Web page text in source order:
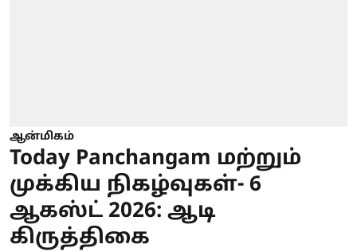
ஆன்மிகம்
Today Panchangam மற்றும்
முக்கிய நிகழ்வுகள்- 6
ஆகஸ்ட் 2026: ஆடி
கிருத்திகை